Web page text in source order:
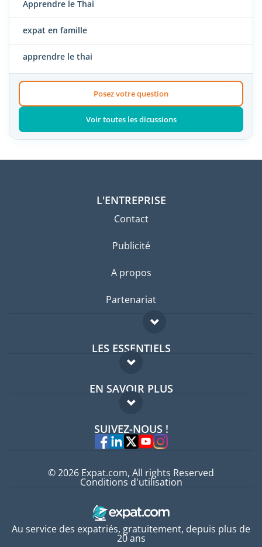
Apprendre le Thai
expat en famille
apprendre le thai
Posez votre question
Voir toutes les dicussions
L'ENTREPRISE
Contact
Publicité
A propos
Partenariat
LES ESSENTIELS
Forum expatriés
Guides pays
EN SAVOIR PLUS
FAQ
Experts
SUIVEZ-NOUS !
Au service des expatriés, gratuitement, depuis plus de
20 ans
© 2026 Expat.com, All rights Reserved
Conditions d'utilisation